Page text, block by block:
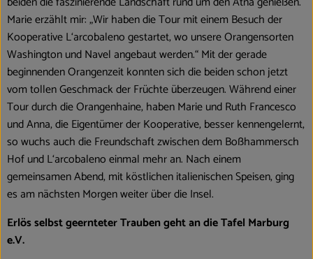
Marie erzählt mir: „Wir haben die Tour mit einem Besuch der
Kooperative L‘arcobaleno gestartet, wo unsere Orangensorten
Washington und Navel angebaut werden.“ Mit der gerade
beginnenden Orangenzeit konnten sich die beiden schon jetzt
vom tollen Geschmack der Früchte überzeugen. Während einer
Tour durch die Orangenhaine, haben Marie und Ruth Francesco
und Anna, die Eigentümer der Kooperative, besser kennengelernt,
so wuchs auch die Freundschaft zwischen dem Boßhammersch
Hof und L‘arcobaleno einmal mehr an. Nach einem
gemeinsamen Abend, mit köstlichen italienischen Speisen, ging
es am nächsten Morgen weiter über die Insel.
Erlös selbst geernteter Trauben geht an die Tafel Marburg
e.V.